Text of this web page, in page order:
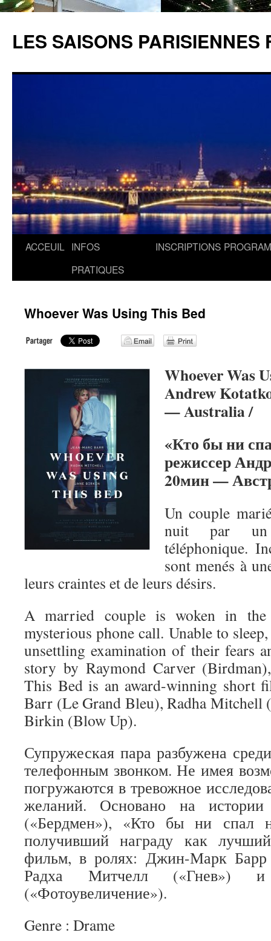
LES SAISONS PARISIENNES
ACCEUIL INFOS
PRATIQUES
INSCRIPTIONS
Whoever Was Using This Bed
Whoever Was
Andrew
— Australia /
«Кто бы ни
режиссер
20мин —
Un couple
nuit par un
téléphonique.
sont menés à
leurs craintes et de leurs désirs.
A married couple is woken in
mysterious phone call. Unable to
unsettling examination of their fears
story by Raymond Carver
This Bed is an award-winning short
Barr (Le Grand Bleu), Radha Mitchell
Birkin (Blow Up).
Супружеская пара разбужена
телефонным звонком. Не имея
погружаются в тревожное
желаний. Основано на
(«Бердмен»), «Кто бы ни спал
получивший награду как
фильм, в ролях: Джин-Марк Барр
Радха Митчелл («Гнев»)
(«Фотоувеличение»).
Genre : Drame